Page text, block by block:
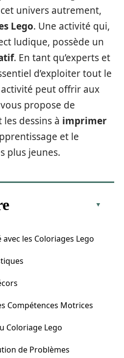
univers autrement,
Lego. Une activité qui,
ludique, possède un
. En tant qu’experts et
d’exploiter tout le
peut offrir aux
propose de
dessins à imprimer
et le
plus jeunes.
avec les Coloriages Lego
Compétences Motrices
Coloriage Lego
de Problèmes